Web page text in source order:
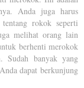
Anda juga harus
rokok seperti
melihat orang lain
berhenti merokok
Sudah banyak yang
dapat berkunjung